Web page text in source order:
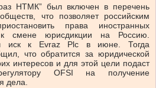
НТМК” был включен в перечень
что позволяет российским
права иностранных
к смене юрисдикции на Россию.
иск к Evraz Plc в июне. Тогда
что обратится за юридической
интересов и для этой цели подаст
OFSI на получение
дела.